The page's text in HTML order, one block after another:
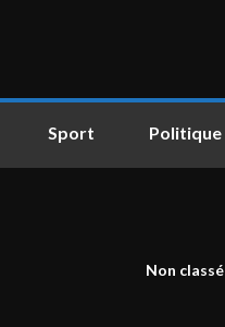
Sport Politique
Non classé